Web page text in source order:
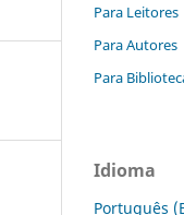
Para Leitores
Para Autores
Para
Idioma
Português